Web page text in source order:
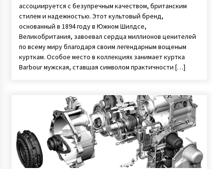
ассоциируется с безупречным качеством, британским
стилем и надежностью. Этот культовый бренд,
основанный в 1894 году в Южном Шилдсе,
Великобритания, завоевал сердца миллионов ценителей
по всему миру благодаря своим легендарным вощеным
курткам. Особое место в коллекциях занимает куртка
Barbour мужская, ставшая символом практичности […]